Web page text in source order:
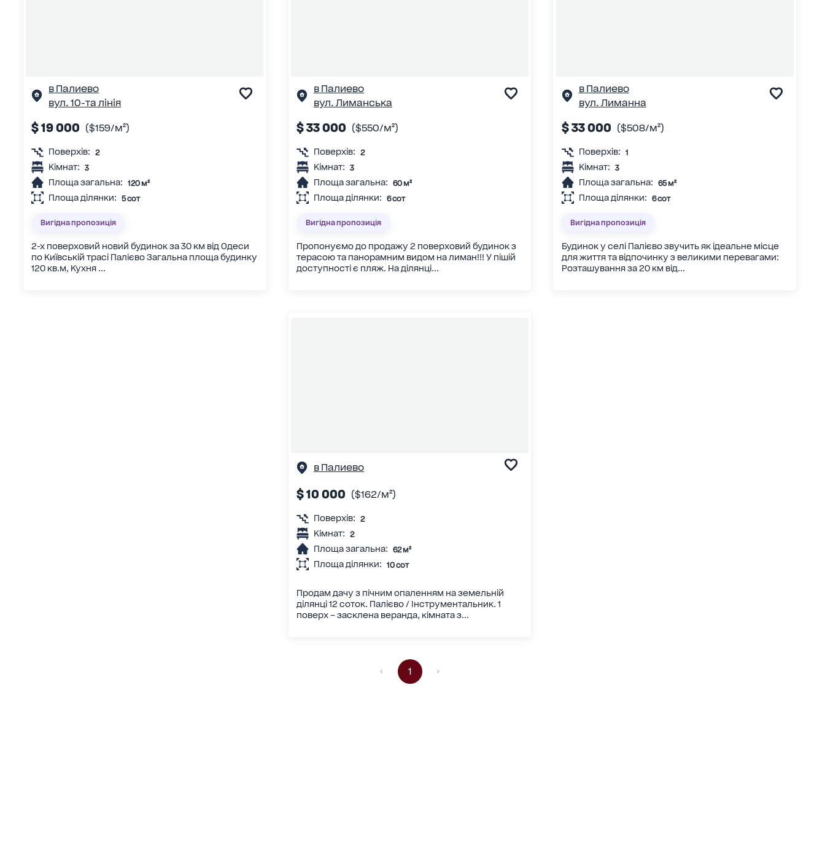
в Палиево
вул. 10-та лінія
$ 19 000 ($159/м²)
Поверхів: 2
Кімнат: 3
Площа загальна: 120 м²
Площа ділянки: 5 сот
Вигідна пропозиція
2-х поверховий новий будинок за 30 км від Одеси
по Київській трасі Палієво Загальна площа будинку
120 кв.м, Кухня ...
в Палиево
вул. Лиманська
$ 33 000 ($550/м²)
Поверхів: 2
Кімнат: 3
Площа загальна: 60 м²
Площа ділянки: 6 сот
Вигідна пропозиція
Пропонуємо до продажу 2 поверховий будинок з
терасою та панорамним видом на лиман!!! У пішій
доступності є пляж. На ділянці...
в Палиево
вул. Лиманна
$ 33 000 ($508/м²)
Поверхів: 1
Кімнат: 3
Площа загальна: 65 м²
Площа ділянки: 6 сот
Вигідна пропозиція
Будинок у селі Палієво звучить як ідеальне місце
для життя та відпочинку з великими перевагами:
Розташування за 20 км від...
в Палиево
$ 10 000 ($162/м²)
Поверхів: 2
Кімнат: 2
Площа загальна: 62 м²
Площа ділянки: 10 сот
Продам дачу з пічним опаленням на земельній
ділянці 12 соток. Палієво / Інструментальник. 1
поверх – засклена веранда, кімната з...
1